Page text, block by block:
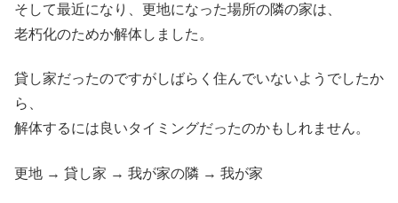
そして最近になり、更地になった場所の隣の家は、
老朽化のためか解体しました。
貸し家だったのですがしばらく住んでいないようでしたか
ら、
解体するには良いタイミングだったのかもしれません。
更地 → 貸し家 → 我が家の隣 → 我が家